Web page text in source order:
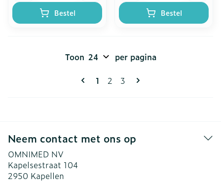
Bestel Bestel
Pagina's
U lees momenteel pagina
1 Pagina
2 Pagina
3
Toon per pagina
Neem contact met ons op
OMNIMED NV
Kapelsestraat 104
2950 Kapellen